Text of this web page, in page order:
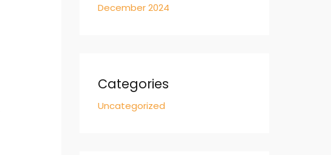
December 2024
Categories
Uncategorized